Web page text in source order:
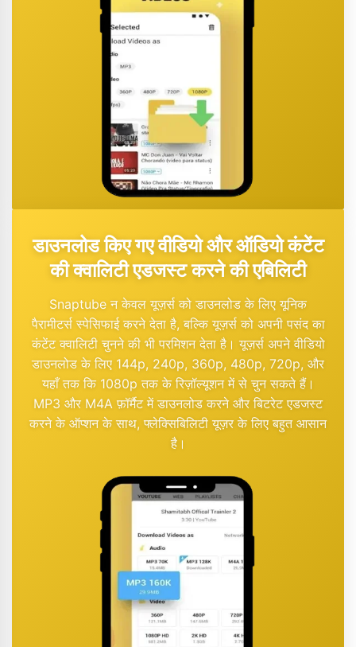
डाउनलोड किए गए वीडियो और ऑडियो कंटेंट
की क्वालिटी एडजस्ट करने की एबिलिटी
Snaptube न केवल यूज़र्स को डाउनलोड के लिए यूनिक
पैरामीटर्स स्पेसिफाई करने देता है, बल्कि यूज़र्स को अपनी पसंद का
कंटेंट क्वालिटी चुनने की भी परमिशन देता है। यूज़र्स अपने वीडियो
डाउनलोड के लिए 144p, 240p, 360p, 480p, 720p, और
यहाँ तक कि 1080p तक के रिज़ॉल्यूशन में से चुन सकते हैं।
MP3 और M4A फ़ॉर्मैट में डाउनलोड करने और बिटरेट एडजस्ट
करने के ऑप्शन के साथ, फ्लेक्सिबिलिटी यूज़र के लिए बहुत आसान
है।